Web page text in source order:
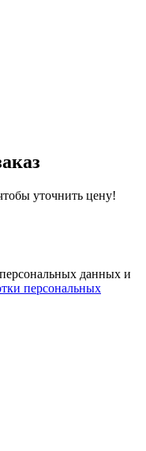
уточнить цену!
данных и
персональных